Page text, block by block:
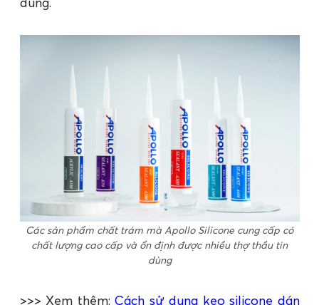
Các sản phẩm chất trám mà Apollo Silicone cung cấp có
chất lượng cao cấp và ổn định được nhiều thợ thầu tin
dùng
>>> Xem thêm: Cách sử dụng keo silicone dán